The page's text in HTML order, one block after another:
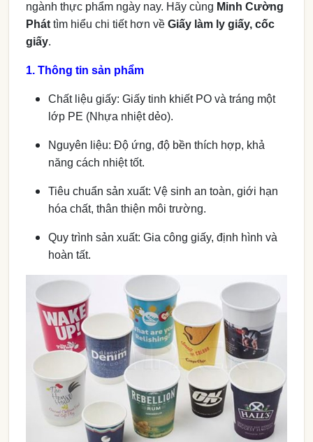
ngành thực phẩm ngày nay. Hãy cùng Minh Cường
Phát tìm hiểu chi tiết hơn về Giấy làm ly giấy, cốc
giấy.
1. Thông tin sản phẩm
Chất liệu giấy: Giấy tinh khiết PO và tráng một
lớp PE (Nhựa nhiệt dẻo).
Nguyên liệu: Độ ứng, độ bền thích hợp, khả
năng cách nhiệt tốt.
Tiêu chuẩn sản xuất: Vệ sinh an toàn, giới hạn
hóa chất, thân thiện môi trường.
Quy trình sản xuất: Gia công giấy, định hình và
hoàn tất.